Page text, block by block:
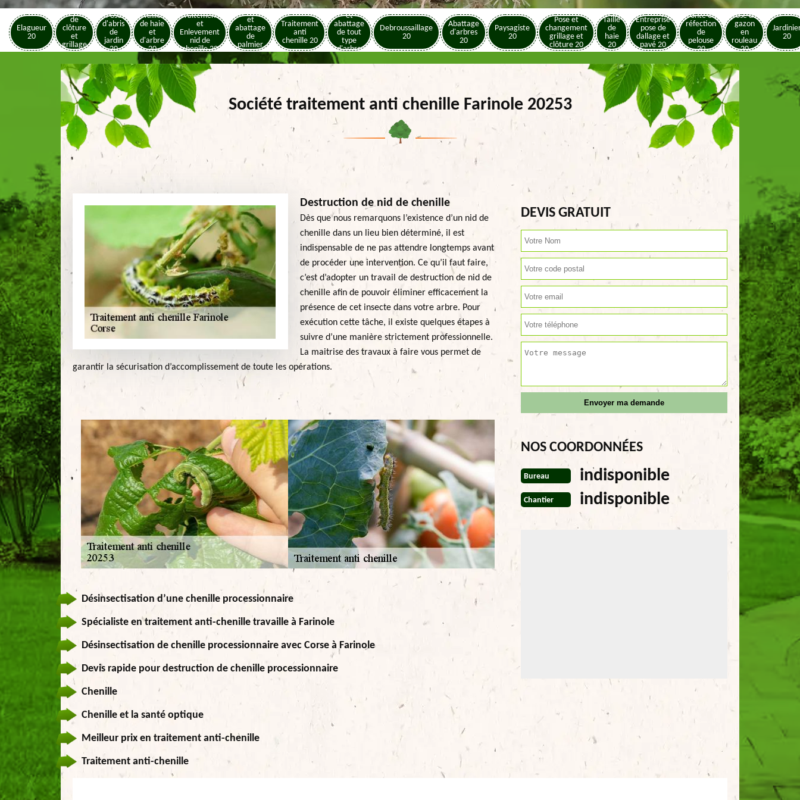
Elagueur
20
Pose
de
clôture
et
grillage
20
Pose
d'abris
de
jardin
20
Taille
de haie
et
d'arbre
20
Traitement
et
Enlevement
nid de
chenille 20
Elagage
et
abattage
de
palmier
20
Traitement
anti
chenille 20
Elagage
et
abattage
de tout
type
d'arbre
Debroussaillage
20
Abattage
d'arbres
20
Paysagiste
20
Pose et
changement
grillage et
clôture 20
Taille
de
haie
20
Entreprise
pose de
dallage et
pavé 20
Tonte et
réfection
de
pelouse
20
Pose de
gazon
en
rouleau
20
20
Société traitement anti chenille Farinole 20253
Destruction de nid de chenille
Dès que nous remarquons l’existence d’un nid de
chenille dans un lieu bien déterminé, il est
indispensable de ne pas attendre longtemps avant
de procéder une intervention. Ce qu’il faut faire,
c’est d’adopter un travail de destruction de nid de
chenille afin de pouvoir éliminer efficacement la
présence de cet insecte dans votre arbre. Pour
exécution cette tâche, il existe quelques étapes à
suivre d’une manière strictement professionnelle.
La maitrise des travaux à faire vous permet de
garantir la sécurisation d’accomplissement de toute les opérations.
Désinsectisation d’une chenille processionnaire
Spécialiste en traitement anti-chenille travaille à Farinole
Désinsectisation de chenille processionnaire avec Corse à Farinole
Devis rapide pour destruction de chenille processionnaire
Chenille
Chenille et la santé optique
Meilleur prix en traitement anti-chenille
Traitement anti-chenille
DEVIS GRATUIT
NOS COORDONNÉES
Bureau indisponible
Chantier indisponible